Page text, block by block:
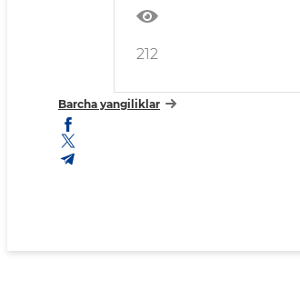
212
Barcha yangiliklar